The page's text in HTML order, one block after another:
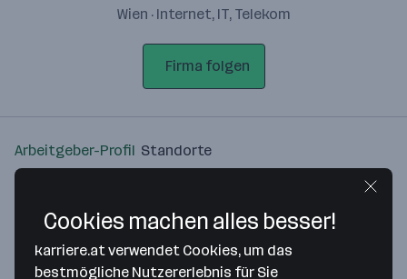
Wien · Internet, IT, Telekom
Firma folgen
Arbeitgeber-Profil Standorte
Cookies machen alles besser!
karriere.at verwendet Cookies, um das
bestmögliche Nutzererlebnis für Sie